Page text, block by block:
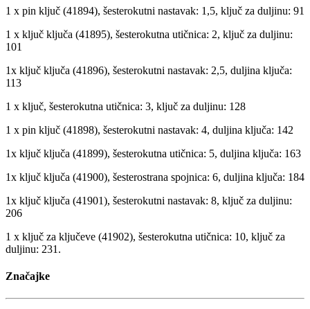
1 x pin ključ (41894), šesterokutni nastavak: 1,5, ključ za duljinu: 91
1 x ključ ključa (41895), šesterokutna utičnica: 2, ključ za duljinu:
101
1x ključ ključa (41896), šesterokutni nastavak: 2,5, duljina ključa:
113
1 x ključ, šesterokutna utičnica: 3, ključ za duljinu: 128
1 x pin ključ (41898), šesterokutni nastavak: 4, duljina ključa: 142
1x ključ ključa (41899), šesterokutna utičnica: 5, duljina ključa: 163
1x ključ ključa (41900), šesterostrana spojnica: 6, duljina ključa: 184
1x ključ ključa (41901), šesterokutni nastavak: 8, ključ za duljinu:
206
1 x ključ za ključeve (41902), šesterokutna utičnica: 10, ključ za
duljinu: 231.
Značajke